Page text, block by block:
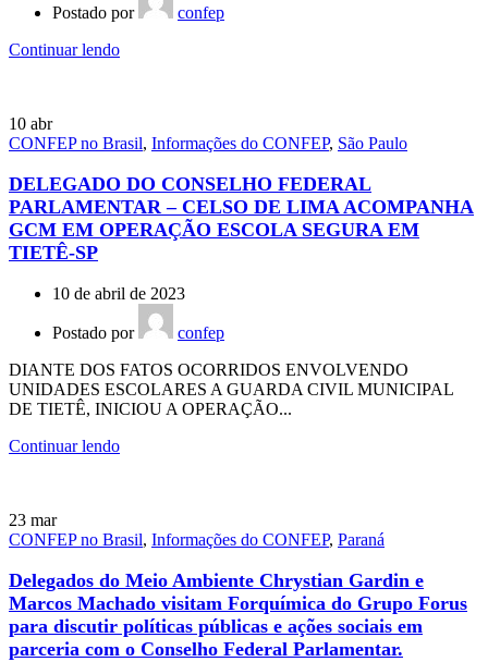
Postado por
confep
Continuar lendo
10 abr
CONFEP no Brasil, Informações do CONFEP, São Paulo
DELEGADO DO CONSELHO FEDERAL
PARLAMENTAR – CELSO DE LIMA ACOMPANHA
GCM EM OPERAÇÃO ESCOLA SEGURA EM
TIETÊ-SP
10 de abril de 2023
Postado por
confep
DIANTE DOS FATOS OCORRIDOS ENVOLVENDO
UNIDADES ESCOLARES A GUARDA CIVIL MUNICIPAL
DE TIETÊ, INICIOU A OPERAÇÃO...
Continuar lendo
23 mar
CONFEP no Brasil, Informações do CONFEP, Paraná
Delegados do Meio Ambiente Chrystian Gardin e
Marcos Machado visitam Forquímica do Grupo Forus
para discutir políticas públicas e ações sociais em
parceria com o Conselho Federal Parlamentar.